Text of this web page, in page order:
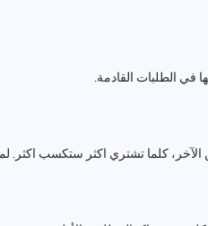
في الطلبات القادمة.
كلما تشتري اكثر ستكسب اكثر.